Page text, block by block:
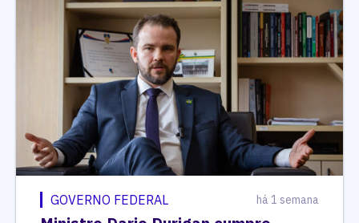
GOVERNO FEDERAL há 1 semana